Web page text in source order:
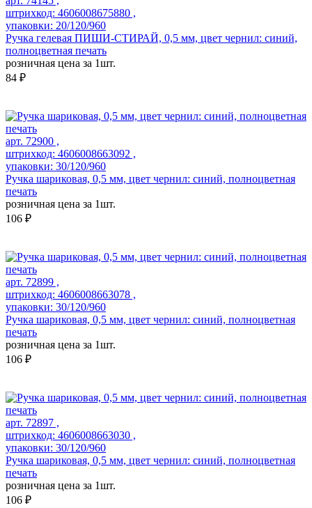
штрихкод: 4606008675880 ,
упаковки: 20/120/960
Ручка гелевая ПИШИ-СТИРАЙ, 0,5 мм, цвет чернил: синий,
полноцветная печать
розничная цена за 1шт.
84 ₽
арт. 72900 ,
штрихкод: 4606008663092 ,
упаковки: 30/120/960
Ручка шариковая, 0,5 мм, цвет чернил: синий, полноцветная
печать
розничная цена за 1шт.
106 ₽
арт. 72899 ,
штрихкод: 4606008663078 ,
упаковки: 30/120/960
Ручка шариковая, 0,5 мм, цвет чернил: синий, полноцветная
печать
розничная цена за 1шт.
106 ₽
арт. 72897 ,
штрихкод: 4606008663030 ,
упаковки: 30/120/960
Ручка шариковая, 0,5 мм, цвет чернил: синий, полноцветная
печать
розничная цена за 1шт.
106 ₽